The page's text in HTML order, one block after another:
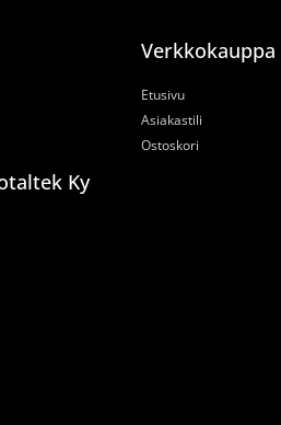
Ky
Verkkokauppa
Etusivu
Asiakastili
Ostoskori